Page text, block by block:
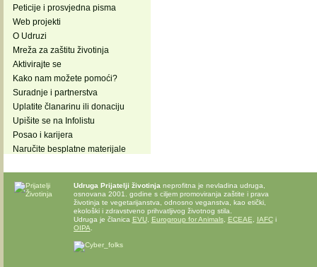
Peticije i prosvjedna pisma
Web projekti
O Udruzi
Mreža za zaštitu životinja
Aktivirajte se
Kako nam možete pomoći?
Suradnje i partnerstva
Uplatite članarinu ili donaciju
Upišite se na Infolistu
Posao i karijera
Naručite besplatne materijale
Udruga Prijatelji životinja neprofitna je nevladina udruga,
osnovana 2001. godine s ciljem promoviranja zaštite i prava
životinja te vegetarijanstva, odnosno veganstva, kao etički,
ekološki i zdravstveno prihvatljivog životnog stila.
Udruga je članica EVU, Eurogroup for Animals, ECEAE IAFCi
OIPA